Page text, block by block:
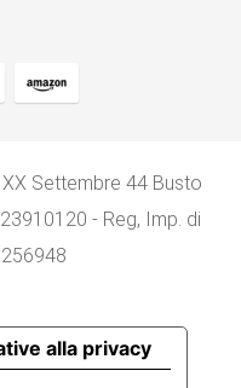
XX Settembre 44 Busto
- Reg, Imp. di
alla privacy